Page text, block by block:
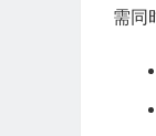
需同